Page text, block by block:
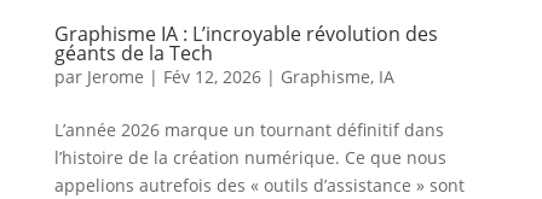
Graphisme IA : L’incroyable révolution des
géants de la Tech
par Jerome | Fév 12, 2026| Graphisme, IA
L’année 2026 marque un tournant définitif dans
l’histoire de la création numérique. Ce que nous
appelions autrefois des « outils d’assistance » sont